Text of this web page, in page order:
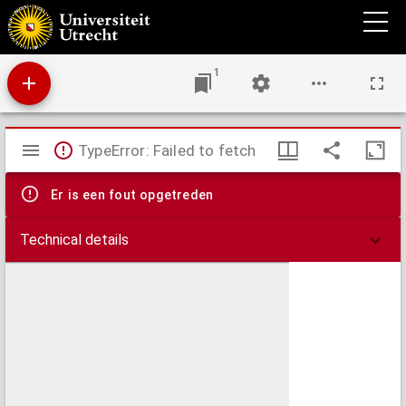
Ein klare beschreybung aller Antechristen, vnd ein Christliche Widerlegung ihrer
Grundtlehr vnnd wandels, mit gründtlicher anzeigung der vrsach aller gegenwerdiger
vneynigkeit in Göttlichen sachen. : Darin auch erklert wirdt, was das verderb allen
menschen durch Adam angeerbt sey, vnnd was der mensch ohn Christo mit dem
verderb vermag, vnnd was ein Christ durch Christum sey, vnd durch Christum vermag.
1
Mirador
viewer
TypeError: Failed to fetch
Er is een fout opgetreden
Technical details